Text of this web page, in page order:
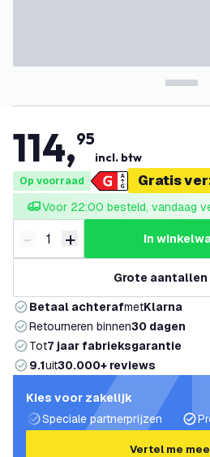
114,95
incl. btw
Op voorraad Gratis
Voor 22:00 besteld, vandaag
Verminder hoeveelheid
- Verhoog hoeveelheid
+ in
Grote aantallen
Betaal achterafmetKlarna
Retourneren binnen30 dagen
Tot7 jaar fabrieksgarantie
9.1uit30.000+ reviews
Kies voor zakelijk
Speciale partnerprijzen
Vertel me